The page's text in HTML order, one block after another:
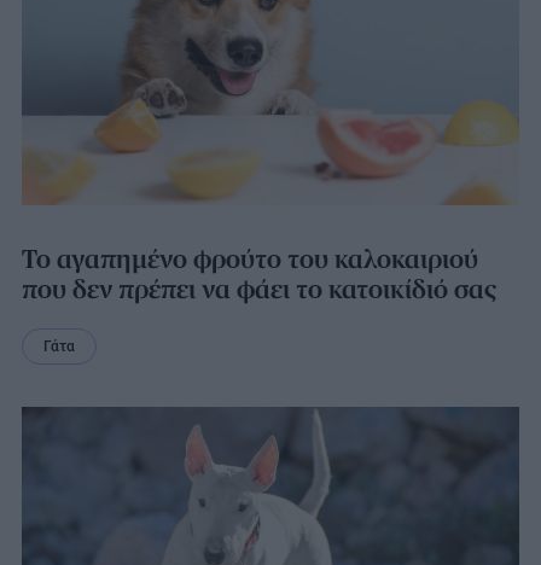
Το αγαπημένο φρούτο του καλοκαιριού
που δεν πρέπει να φάει το κατοικίδιό σας
Γάτα